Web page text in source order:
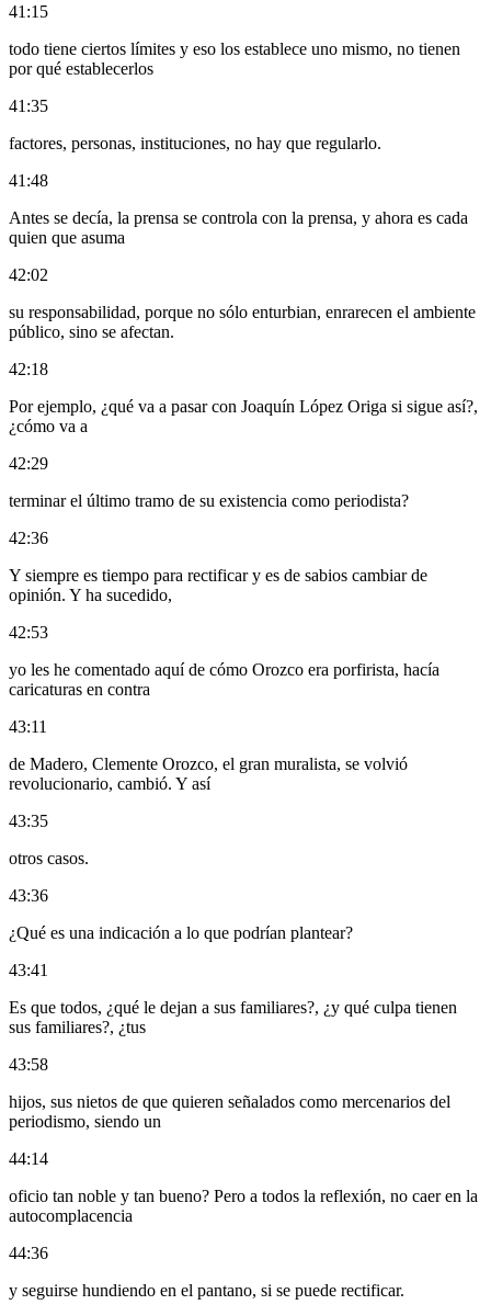
41:15
todo tiene ciertos límites y eso los establece uno mismo, no tienen
por qué establecerlos
41:35
factores, personas, instituciones, no hay que regularlo.
41:48
Antes se decía, la prensa se controla con la prensa, y ahora es cada
quien que asuma
42:02
su responsabilidad, porque no sólo enturbian, enrarecen el ambiente
público, sino se afectan.
42:18
Por ejemplo, ¿qué va a pasar con Joaquín López Origa si sigue así?,
¿cómo va a
42:29
terminar el último tramo de su existencia como periodista?
42:36
Y siempre es tiempo para rectificar y es de sabios cambiar de
opinión. Y ha sucedido,
42:53
yo les he comentado aquí de cómo Orozco era porfirista, hacía
caricaturas en contra
43:11
de Madero, Clemente Orozco, el gran muralista, se volvió
revolucionario, cambió. Y así
43:35
otros casos.
43:36
¿Qué es una indicación a lo que podrían plantear?
43:41
Es que todos, ¿qué le dejan a sus familiares?, ¿y qué culpa tienen
sus familiares?, ¿tus
43:58
hijos, sus nietos de que quieren señalados como mercenarios del
periodismo, siendo un
44:14
oficio tan noble y tan bueno? Pero a todos la reflexión, no caer en la
autocomplacencia
44:36
y seguirse hundiendo en el pantano, si se puede rectificar.